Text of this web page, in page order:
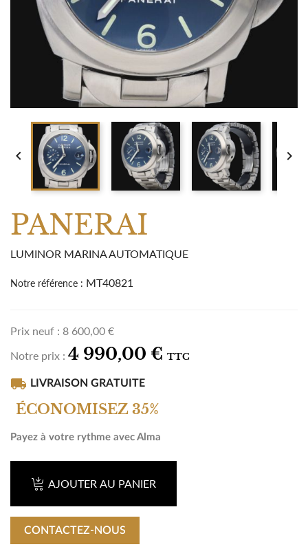
 
PANERAI
LUMINOR MARINA AUTOMATIQUE
Notre référence : MT40821
Prix neuf : 8 600,00 €
Notre prix : 4 990,00 € TTC
local_shipping LIVRAISON GRATUITE
ÉCONOMISEZ 35%
Payez à votre rythme avec Alma
AJOUTER AU PANIER
CONTACTEZ-NOUS